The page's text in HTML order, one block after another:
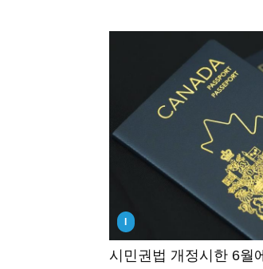
I
시민권법 개정시한 6월